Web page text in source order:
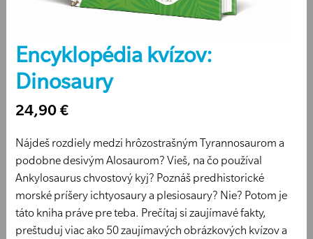
Encyklopédia kvízov:
Dinosaury
24,90 €
Nájdeš rozdiely medzi hrôzostrašným Tyrannosaurom a
podobne desivým Alosaurom? Vieš, na čo používal
Ankylosaurus chvostový kyj? Poznáš predhistorické
morské príšery ichtyosaury a plesiosaury? Nie? Potom je
táto kniha práve pre teba. Prečítaj si zaujímavé fakty,
preštuduj viac ako 50 zaujímavých obrázkových kvízov a